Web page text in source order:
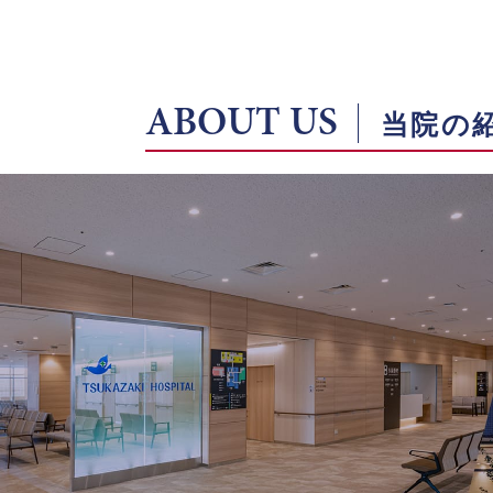
ABOUT US 当院の